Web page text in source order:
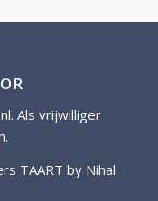
. Als vrijwilliger
TAART by Nihal